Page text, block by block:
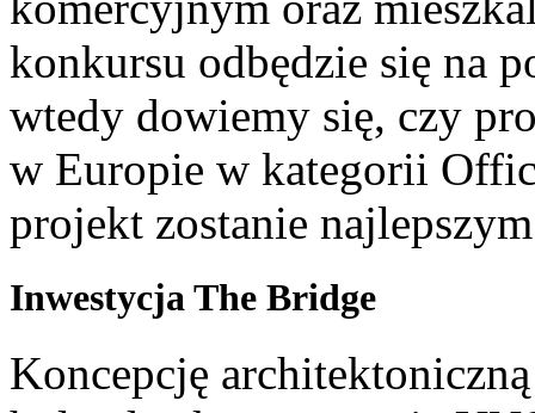
konkursu odbędzie się na
wtedy dowiemy się, czy
w Europie w kategorii
projekt zostanie
Inwestycja The Bridge
Koncepcję